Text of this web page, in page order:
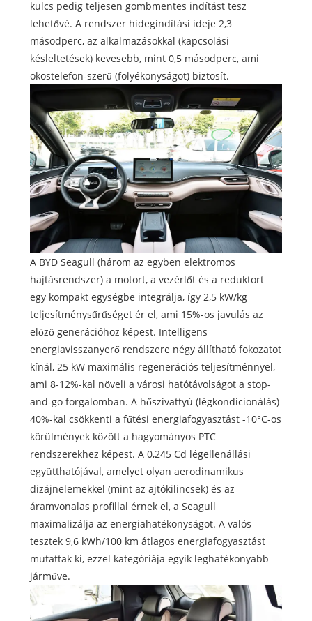
kulcs pedig teljesen gombmentes indítást tesz
lehetővé. A rendszer hidegindítási ideje 2,3
másodperc, az alkalmazásokkal (kapcsolási
késleltetések) kevesebb, mint 0,5 másodperc, ami
okostelefon-szerű (folyékonyságot) biztosít.
A BYD Seagull (három az egyben elektromos
hajtásrendszer) a motort, a vezérlőt és a reduktort
egy kompakt egységbe integrálja, így 2,5 kW/kg
teljesítménysűrűséget ér el, ami 15%-os javulás az
előző generációhoz képest. Intelligens
energiavisszanyerő rendszere négy állítható fokozatot
kínál, 25 kW maximális regenerációs teljesítménnyel,
ami 8-12%-kal növeli a városi hatótávolságot a stop-
and-go forgalomban. A hőszivattyú (légkondicionálás)
40%-kal csökkenti a fűtési energiafogyasztást -10°C-os
körülmények között a hagyományos PTC
rendszerekhez képest. A 0,245 Cd légellenállási
együtthatójával, amelyet olyan aerodinamikus
dizájnelemekkel (mint az ajtókilincsek) és az
áramvonalas profillal érnek el, a Seagull
maximalizálja az energiahatékonyságot. A valós
tesztek 9,6 kWh/100 km átlagos energiafogyasztást
mutattak ki, ezzel kategóriája egyik leghatékonyabb
járműve.